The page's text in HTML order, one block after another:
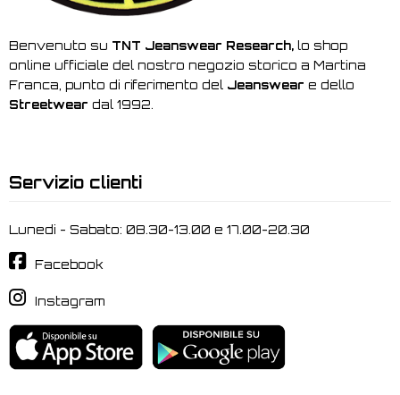
Benvenuto su TNT Jeanswear Research, lo shop
online ufficiale del nostro negozio storico a Martina
Franca, punto di riferimento del Jeanswear e dello
Streetwear dal 1992.
Servizio clienti
Lunedi - Sabato: 08.30-13.00 e 17.00-20.30
Facebook
Instagram